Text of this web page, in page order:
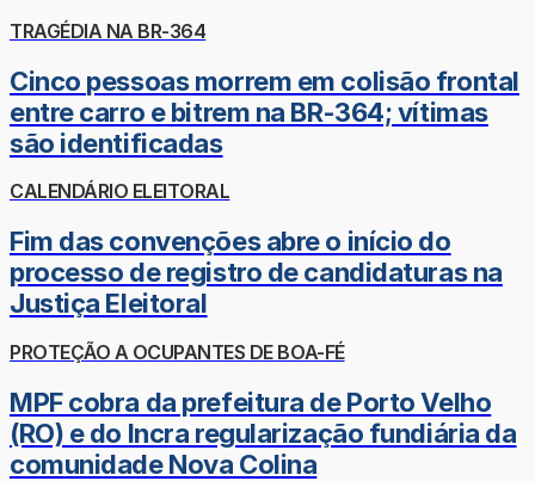
TRAGÉDIA NA BR-364
Cinco pessoas morrem em colisão frontal
entre carro e bitrem na BR-364; vítimas
são identificadas
CALENDÁRIO ELEITORAL
Fim das convenções abre o início do
processo de registro de candidaturas na
Justiça Eleitoral
PROTEÇÃO A OCUPANTES DE BOA-FÉ
MPF cobra da prefeitura de Porto Velho
(RO) e do Incra regularização fundiária da
comunidade Nova Colina